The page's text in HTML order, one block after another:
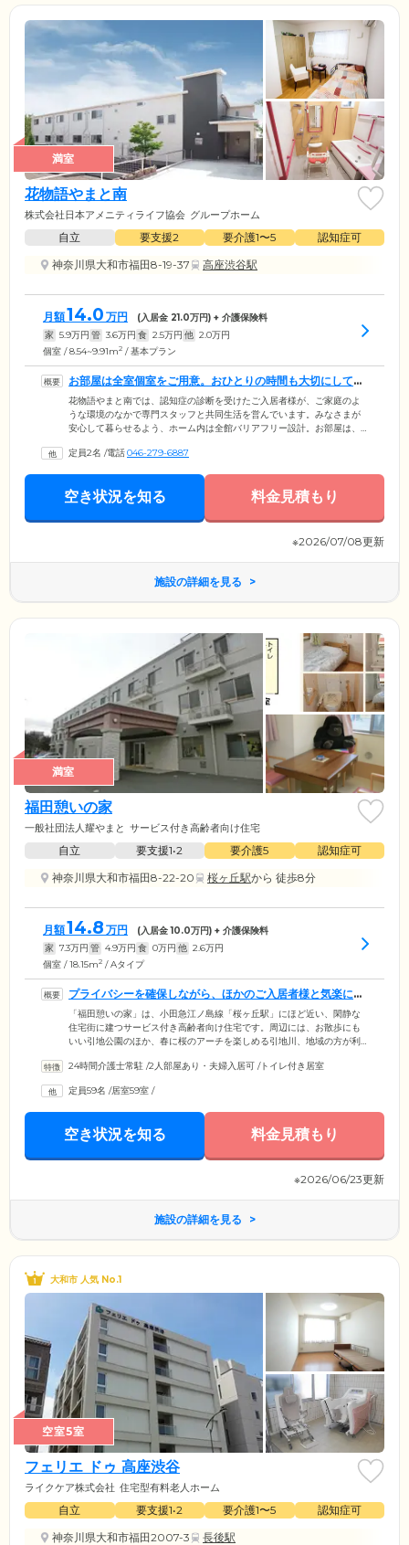
満室
花物語やまと南
株式会社日本アメニティライフ協会 グループホーム
自立 要支援2 要介護1〜5
認知症可
神奈川県大和市福田8-19-37
高座渋谷駅
月額14.0 万円 (入居金 21.0万円) + 介護保険料
家 5.9万円 管 3.6万円 食 2.5万円 他 2.0万円
個室 / 8.54~9.91m2 / 基本プラン
お部屋は全室個室をご用意。おひとりの時間も大切にしてい
ただけます
花物語やまと南では、認知症の診断を受けたご入居者様が、ご家庭のよ
うな環境のなかで専門スタッフと共同生活を営んでいます。みなさまが
安心して暮らせるよう、ホーム内は全館バリアフリー設計。お部屋は、
の3食のほか、おやつをご提供しています。共有スペースであるリビング
交流や趣味など、和やかなひとときをお過ごしください。花物語の
「花」とは、ここで暮らすみなさまのことです。お一人おひとりが主人
う、お手伝いいたします。
定員2名 /電話046-279-6887
空き状況を知る 料金見積もり
※2026/07/08更新
施設の詳細を見る
満室
福田憩いの家
一般社団法人耀やまと サービス付き高齢者向け住宅
自立 要支援1•2 要介護5
認知症可
神奈川県大和市福田8-22-20
桜ヶ丘駅から 徒歩8分
月額14.8 万円 (入居金10.0万円) + 介護保険料
家 7.3万円 管 4.9万円 食 0万円 他 2.6万円
個室 / 18.15m2 / Aタイプ
プライバシーを確保しながら、ほかのご入居者様と気楽に交
流できる環境です
「福田憩いの家」は、小田急江ノ島線「桜ヶ丘駅」にほど近い、閑静な
住宅街に建つサービス付き高齢者向け住宅です。周辺には、お散歩にも
いい引地公園のほか、春に桜のアーチを楽しめる引地川、地域の方が利
室。プライベート空間で自由にお過ごしいただけます。おひとりで不安
ニケーションリビングをご利用ください。ほかのご入居者様やスタッフ
と一緒に、世間話や趣味などをしながら気分転換できます。笑顔の多
24時間介護士常駐 /2人部屋あり・夫婦入居可 /トイレ付き居室
定員59名 /居室59室 /
空き状況を知る 料金見積もり
※2026/06/23更新
施設の詳細を見る
大和市 人気 No.1
空室5室
フェリエ ドゥ 高座渋谷
ライクケア株式会社 住宅型有料老人ホーム
自立 要支援1•2 要介護1〜5
認知症可
神奈川県大和市福田2007-3
長後駅